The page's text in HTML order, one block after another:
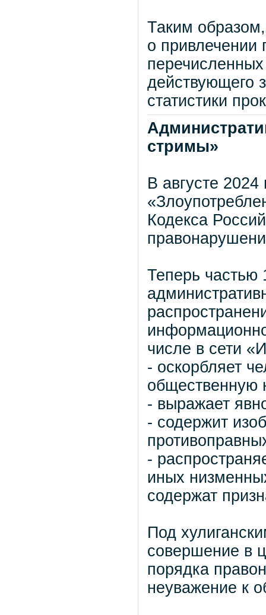
Таким
о привлечении
перечисленных
действующего
статистики
стримы»
В августе
Кодекса
Теперь частью
числе в сети
- оскорбляет
общественную
- выражает
- содержит
-
иных
содержат
Под
совершение в
порядка
неуважение к